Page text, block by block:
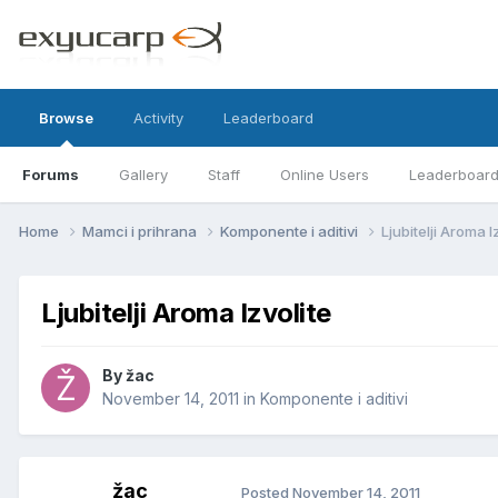
Browse
Forums Gallery Staff Online Users Leaderboard
Activity Leaderboard
Home Mamci i prihrana Komponente i aditivi Ljubitelji Aroma
Ljubitelji Aroma Izvolite
By žac
November 14, 2011 in Komponente i aditivi
žac Posted November 14, 2011